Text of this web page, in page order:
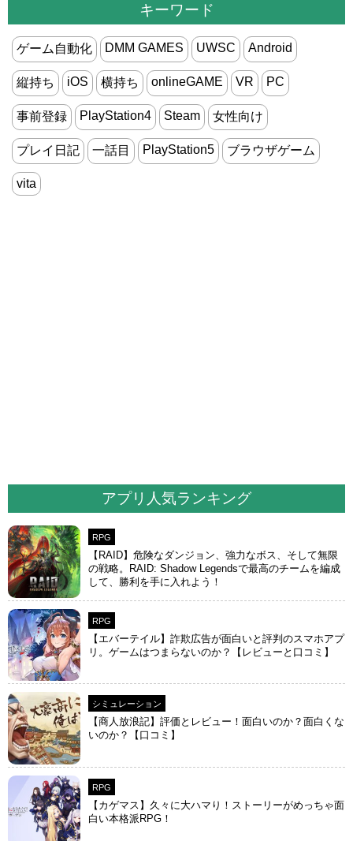
キーワード
ゲーム自動化 DMM GAMES UWSC Android
縦持ち iOS 横持ち onlineGAME VR PC
事前登録 PlayStation4 Steam 女性向け
プレイ日記 一話目 PlayStation5 ブラウザゲーム
vita
アプリ人気ランキング
RPG
【RAID】危険なダンジョン、強力なボス、そして無限
の戦略。RAID: Shadow Legendsで最高のチームを編成
して、勝利を手に入れよう！
RPG
【エバーテイル】詐欺広告が面白いと評判のスマホアプ
リ。ゲームはつまらないのか？【レビューと口コミ】
シミュレーション
【商人放浪‪記】評価とレビュー！面白いのか？面白くな
いのか？【口コミ】
RPG
【カゲマス】久々に大ハマり！ストーリーがめっちゃ面
白い本格派RPG！